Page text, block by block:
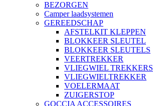
BEZORGEN
Camper laadsystemen
GEREEDSCHAP
AFSTELKIT KLEPPEN
BLOKKEER SLEUTEL
BLOKKEER SLEUTELS
VEERTREKKER
VLIEGWIEL TREKKERS
VLIEGWIELTREKKER
VOELERMAAT
ZUIGERSTOP
GOCCIA ACCESSOIRES